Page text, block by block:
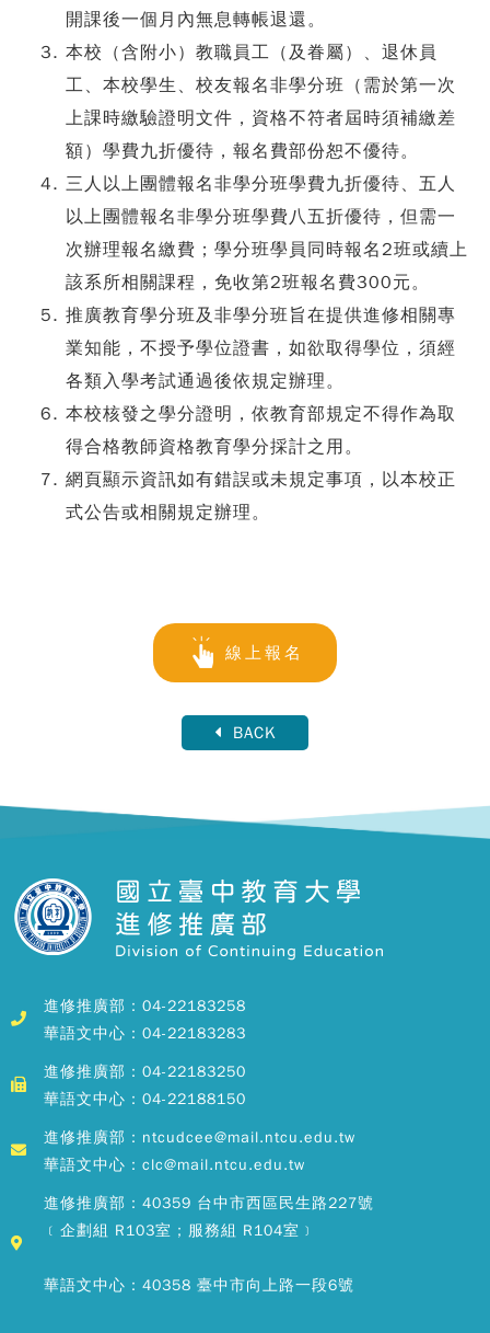
開課後一個月內無息轉帳退還。
本校（含附小）教職員工（及眷屬）、退休員
工、本校學生、校友報名非學分班（需於第一次
上課時繳驗證明文件，資格不符者屆時須補繳差
額）學費九折優待，報名費部份恕不優待。
三人以上團體報名非學分班學費九折優待、五人
以上團體報名非學分班學費八五折優待，但需一
次辦理報名繳費；學分班學員同時報名2班或續上
該系所相關課程，免收第2班報名費300元。
推廣教育學分班及非學分班旨在提供進修相關專
業知能，不授予學位證書，如欲取得學位，須經
各類入學考試通過後依規定辦理。
本校核發之學分證明，依教育部規定不得作為取
得合格教師資格教育學分採計之用。
網頁顯示資訊如有錯誤或未規定事項，以本校正
式公告或相關規定辦理。
線上報名
BACK
進修推廣部：04-22183258
華語文中心：04-22183283
進修推廣部：04-22183250
華語文中心：04-22188150
進修推廣部：ntcudcee@mail.ntcu.edu.tw
華語文中心：clc@mail.ntcu.edu.tw
進修推廣部：40359 台中市西區民生路227號
﹝企劃組 R103室；服務組 R104室﹞
華語文中心：40358 臺中市向上路一段6號